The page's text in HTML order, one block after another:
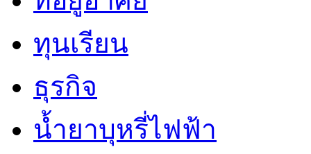
ทุนเรียน
ธุรกิจ
น้ำยาบุหรี่ไฟฟ้า